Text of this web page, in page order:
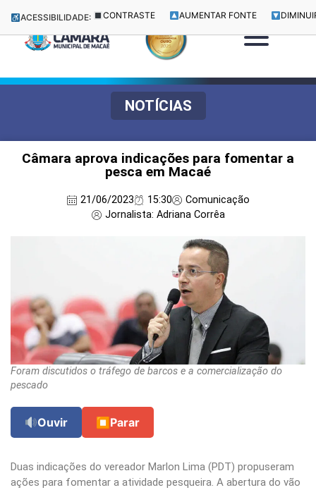
ACESSIBILIDADE: CONTRASTE AUMENTAR FONTE
NOTÍCIAS
Câmara aprova indicações para fomentar a
pesca em Macaé
21/06/2023 15:30
Comunicação
Jornalista: Adriana Corrêa
Foram discutidos o tráfego de barcos e a comercialização do
pescado
Ouvir ⏹ Parar
Duas indicações do vereador Marlon Lima (PDT) propuseram
ações para fomentar a atividade pesqueira. A abertura do vão